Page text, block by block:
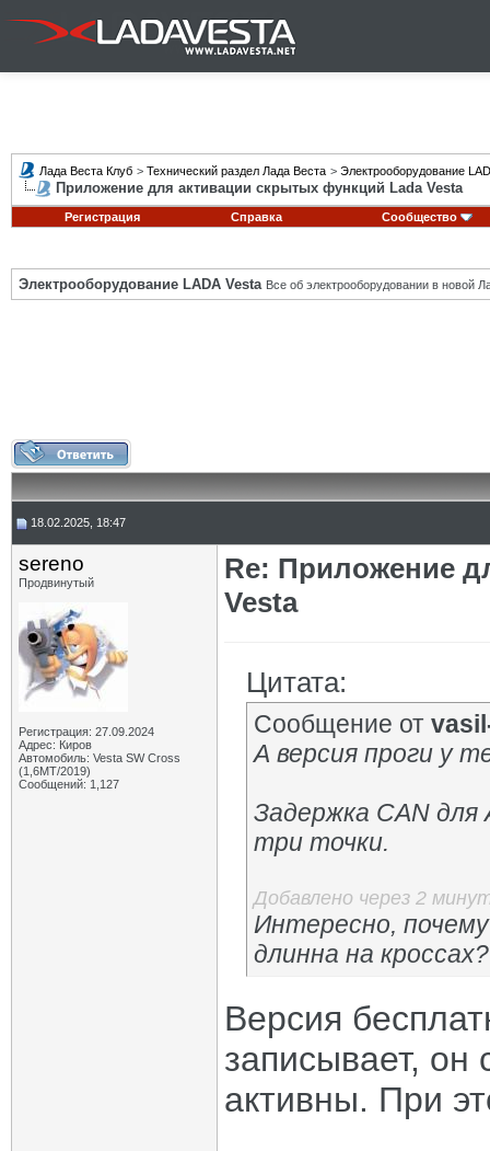
Лада Веста Клуб > Технический раздел Лада Веста > Электрооборудование
Приложение для активации скрытых функций Lada Vesta
Регистрация Справка Сообщество
Электрооборудование LADA Vesta Все об электрооборудовании в новой
18.02.2025, 18:47
sereno
Продвинутый
Регистрация: 27.09.2024
Адрес: Киров
Автомобиль: Vesta SW Cross
(1,6МТ/2019)
Сообщений: 1,127
Re: Приложение
Vesta
Цитата:
Сообщение от
А версия проги у
Задержка СAN для
три точки.
Добавлено через 2
Интересно,
длинна на
Версия
записывает, он
активны. При